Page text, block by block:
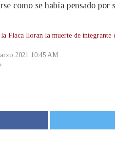
como se había pensado por
Flaca lloran la muerte de integrante
2021 10:45 AM